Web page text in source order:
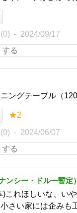
2024/09/17
ングテーブル（
★2
2024/06/07
ンシー・ドルー暫定）
)これほしいな、い
さい家には企みも